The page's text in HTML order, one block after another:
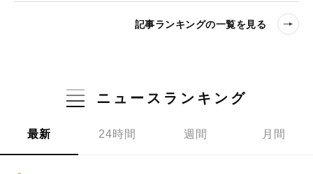
記事ランキングの一覧を見る
ニュースランキング
最新 24時間 週間 月間